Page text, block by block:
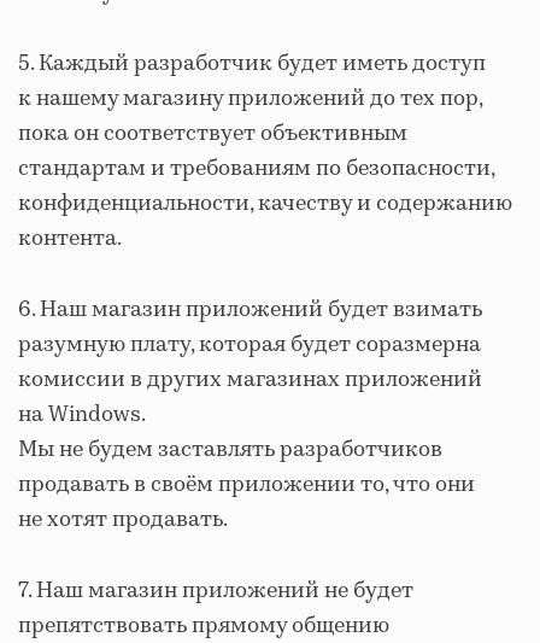
5. Каждый разработчик будет иметь доступ
к нашему магазину приложений до тех пор,
пока он соответствует объективным
стандартам и требованиям по безопасности,
конфиденциальности, качеству и содержанию
контента.
6. Наш магазин приложений будет взимать
разумную плату, которая будет соразмерна
комиссии в других магазинах приложений
на Windows.
Мы не будем заставлять разработчиков
продавать в своём приложении то, что они
не хотят продавать.
7. Наш магазин приложений не будет
препятствовать прямому общению